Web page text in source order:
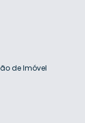
de Imóvel